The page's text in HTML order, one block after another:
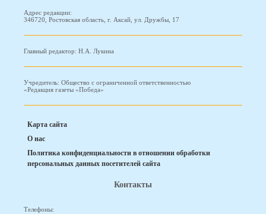
Адрес редакции:
346720, Ростовская область, г. Аксай, ул. Дружбы, 17
Главный редактор: Н.А. Лукина
Учредитель: Общество с ограниченной ответственностью
«Редакция газеты «Победа»
Карта сайта
О нас
Политика конфиденциальности в отношении обработки
персональных данных посетителей сайта
Контакты
Телефоны: